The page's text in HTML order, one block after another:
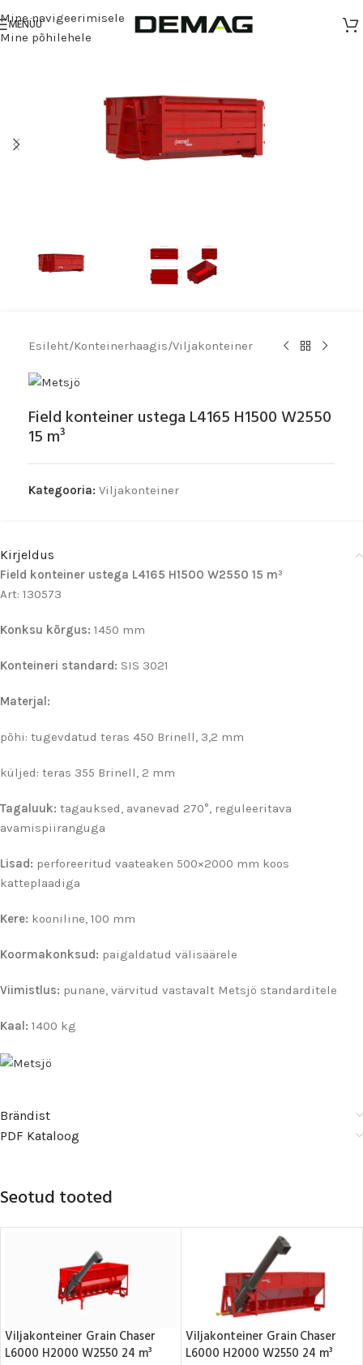
Mine navigeerimisele
Mine põhilehele
MENÜÜ
Esileht/Konteinerhaagis/Viljakonteiner
Field konteiner ustega L4165 H1500 W2550
15 m³
Kategooria: Viljakonteiner
Kirjeldus
Field konteiner ustega L4165 H1500 W2550 15 m³
Art: 130573
Konksu kõrgus: 1450 mm
Konteineri standard: SIS 3021
Materjal:
põhi: tugevdatud teras 450 Brinell, 3,2 mm
küljed: teras 355 Brinell, 2 mm
Tagaluuk: tagauksed, avanevad 270°, reguleeritava
avamispiiranguga
Lisad: perforeeritud vaateaken 500×2000 mm koos
katteplaadiga
Kere: kooniline, 100 mm
Koormakonksud: paigaldatud välisäärele
Viimistlus: punane, värvitud vastavalt Metsjö standarditele
Kaal: 1400 kg
Brändist
PDF Kataloog
Seotud tooted
Viljakonteiner Grain Chaser
L6000 H2000 W2550 24 m³
Viljakonteiner Grain Chaser
L6000 H2000 W2550 24 m³